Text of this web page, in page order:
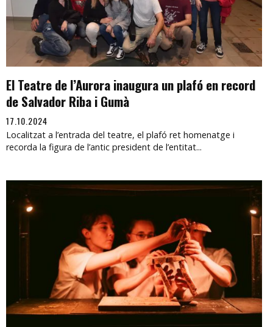
El Teatre de l’Aurora inaugura un plafó en record
de Salvador Riba i Gumà
17.10.2024
Localitzat a l’entrada del teatre, el plafó ret homenatge i
recorda la figura de l’antic president de l’entitat...